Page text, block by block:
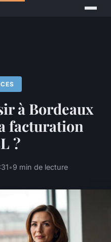
à Bordeaux
facturation
?
•9 min de lecture